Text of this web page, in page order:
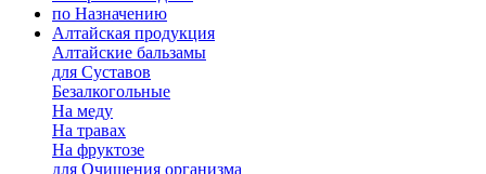
по Назначению
Алтайская продукция
Алтайские бальзамы
для Суставов
Безалкогольные
На меду
На травах
На фруктозе
для Очищения организма